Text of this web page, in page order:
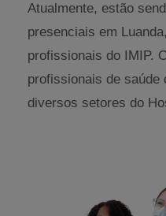
Atualmente, estão
presenciais em
profissionais do IMIP.
profissionais de saúde
diversos setores do